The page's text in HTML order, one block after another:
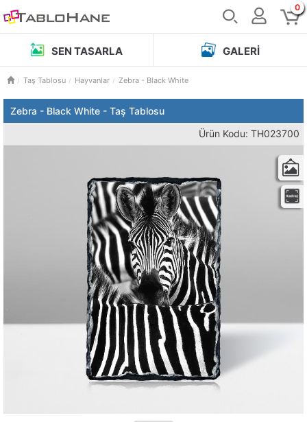
0
SEN TASARLA GALERI
Taş Tablosu Hayvanlar Zebra - Black White
Zebra - Black White - Taş Tablosu
Ürün Kodu: TH023700